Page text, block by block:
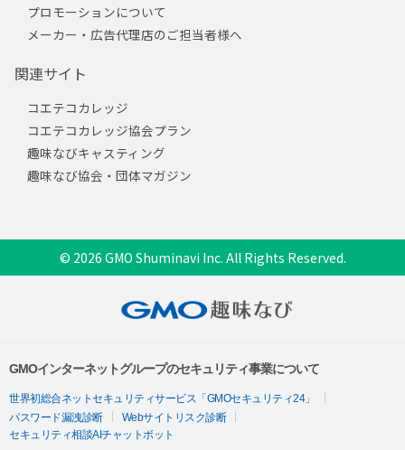
プロモーションについて
メーカー・広告代理店のご担当者様へ
関連サイト
コエテコカレッジ
コエテコカレッジ協会プラン
趣味なびキャスティング
趣味なび協会・団体マガジン
© 2026 GMO Shuminavi Inc. All Rights Reserved.